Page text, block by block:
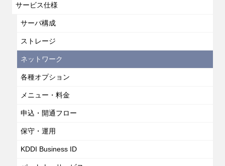
サービス仕様
サーバ構成
ストレージ
ネットワーク
各種オプション
メニュー・料金
申込・開通フロー
保守・運用
KDDI Business ID